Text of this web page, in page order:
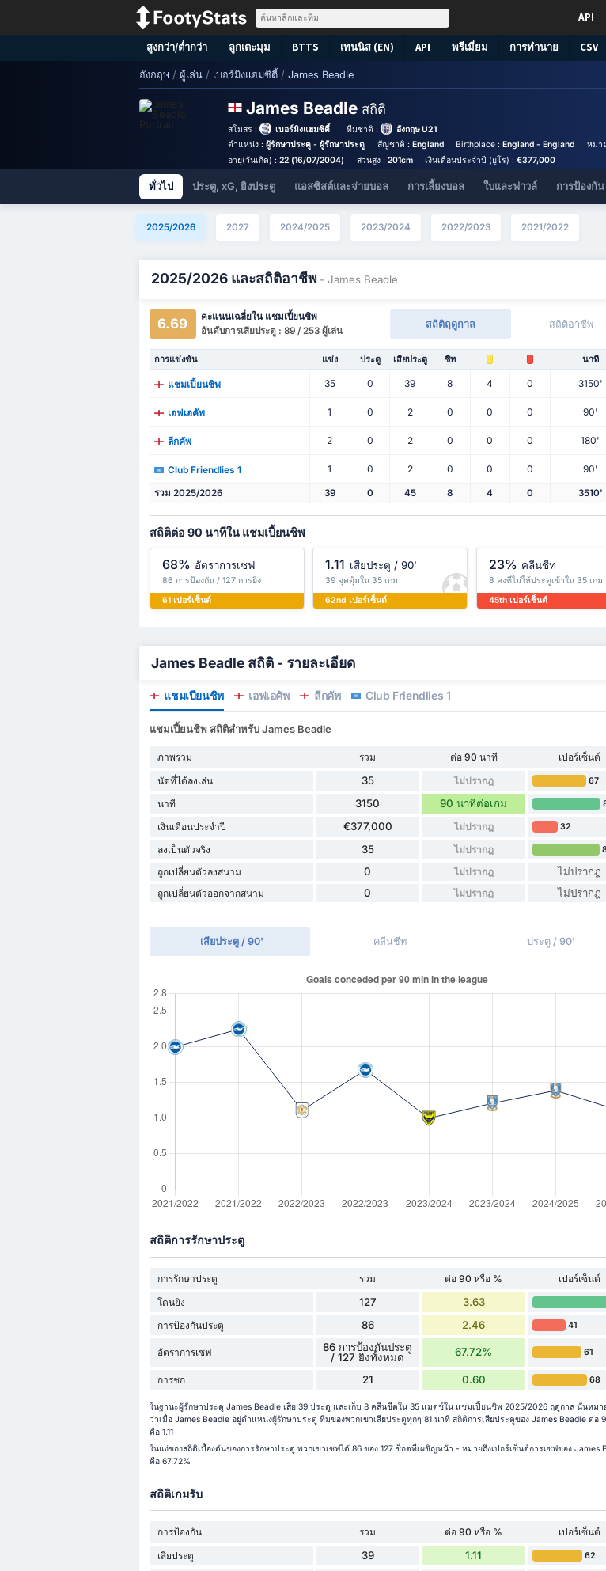
API
สูงกว่า/ต่ำกว่า ลูกเตะมุม BTTS เทนนิส (EN) API พรีเมี่ยม การทำนาย CSV
อังกฤษ / ผู้เล่น / เบอร์มิงแฮมซิตี้ / James Beadle
James Beadle สถิติ
สโมสร : เบอร์มิงแฮมซิตี้ ทีมชาติ :
อังกฤษ U21
ตำแหน่ง :ผู้รักษาประตู - ผู้รักษาประตู สัญชาติ : England Birthplace :England - England หมา
อายุ(วันเกิด) :22 (16/07/2004) ส่วนสูง : 201cm เงินเดือนประจำปี (ยูโร) :€377,000
ทั่วไป ประตู, xG, ยิงประตู แอสซิสต์และจ่ายบอล การเลี้ยงบอล ใบและฟาวล์ การป้องกัน
2025/2026 2027 2024/2025 2023/2024 2022/2023 2021/2022
2025/2026 และสถิติอาชีพ - James Beadle
6.69
คะแนนเฉลี่ยใน แชมเปี้ยนชิพ
อันดับการเสียประตู : 89 / 253 ผู้เล่น
สถิติฤดูกาล สถิติอาชีพ
การแข่งขัน แข่ง ประตู เสียประตู ชีท นาที
แชมเปี้ยนชิพ 35 0 39 8 4 0 3150'
เอฟเอคัพ 1 0 2 0 0 0 90'
ลีกคัพ 2 0 2 0 0 0 180'
Club Friendlies 1 1 0 2 0 0 0 90'
รวม 2025/2026 39 0 45 8 4 0 3510'
สถิติต่อ 90 นาทีใน แชมเปี้ยนชิพ
68% อัตราการเซฟ
86 การป้องกัน / 127 การยิง
61 เปอร์เซ็นต์
1.11 เสียประตู / 90'
39 จุดตุ้มใน 35 เกม
62nd เปอร์เซ็นต์
23% คลีนชีท
8 คงที่ไม่ให้ประตูเข้าใน 35 เกม
45th เปอร์เซ็นต์
James Beadle สถิติ - รายละเอียด
แชมเปี้ยนชิพ เอฟเอคัพ ลีกคัพ Club Friendlies 1
แชมเปี้ยนชิพ สถิติสำหรับ James Beadle
ภาพรวม รวม ต่อ 90 นาที
เปอร์เซ็นต์
นัดที่ได้ลงเล่น
35 ไม่ปรากฎ 67
นาที 3150 90 นาทีต่อเกม
เงินเดือนประจำปี €377,000 ไม่ปรากฎ 32
ลงเป็นตัวจริง 35 ไม่ปรากฎ
ถูกเปลี่ยนตัวลงสนาม 0 ไม่ปรากฎ ไม่ปรากฎ
ถูกเปลี่ยนตัวออกจากสนาม 0 ไม่ปรากฎ ไม่ปรากฎ
เสียประตู / 90' คลีนชีท ประตู / 90'
สถิติการรักษาประตู
การรักษาประตู รวม ต่อ 90 หรือ %
เปอร์เซ็นต์
โดนยิง
127 3.63
การป้องกันประตู 86 2.46 41
อัตราการเซฟ
86 การป้องกันประตู
/ 127 ยิงทั้งหมด
67.72% 61
การชก 21 0.60 68
ในฐานะผู้รักษาประตู James Beadle เสีย 39 ประตู และเก็บ 8 คลีนชีตใน 35 แมตช์ใน แชมเปี้ยนชิพ 2025/2026 ฤดูกาล นั่นหมา
ว่าเมื่อ James Beadle อยู่ตำแหน่งผู้รักษาประตู ทีมของพวกเขาเสียประตูทุกๆ 81 นาที สถิติการเสียประตูของ James Beadle ต่อ
คือ 1.11
ในแง่ของสถิติเบื้องต้นของการรักษาประตู พวกเขาเซฟได้ 86 ของ 127 ช็อตที่เผชิญหน้า - หมายถึงเปอร์เซ็นต์การเซฟของ James
คือ 67.72%
สถิติเกมรับ
การป้องกัน รวม ต่อ 90 หรือ %
เปอร์เซ็นต์
เสียประตู
39 1.11 62